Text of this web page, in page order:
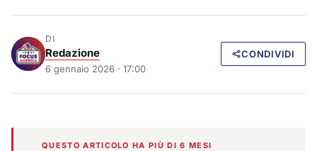
DI
Redazione
6 gennaio 2026 · 17:00
CONDIVIDI
QUESTO ARTICOLO HA PIÙ DI 6 MESI